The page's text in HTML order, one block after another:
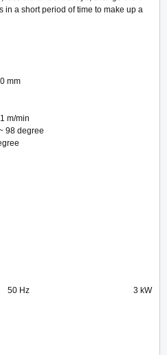
in a short period of time to make up a
mm
m/min
98 degree
50 Hz 3 kW